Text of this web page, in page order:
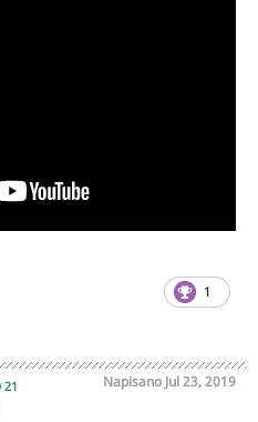
1
21 Napisano Jul 23, 2019